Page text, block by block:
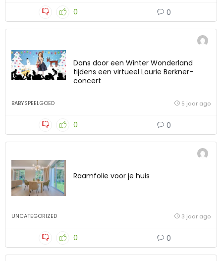
0 0
Dans door een Winter Wonderland
tijdens een virtueel Laurie Berkner-
concert
BABYSPEELGOED 5 jaar ago
0 0
Raamfolie voor je huis
UNCATEGORIZED 3 jaar ago
0 0